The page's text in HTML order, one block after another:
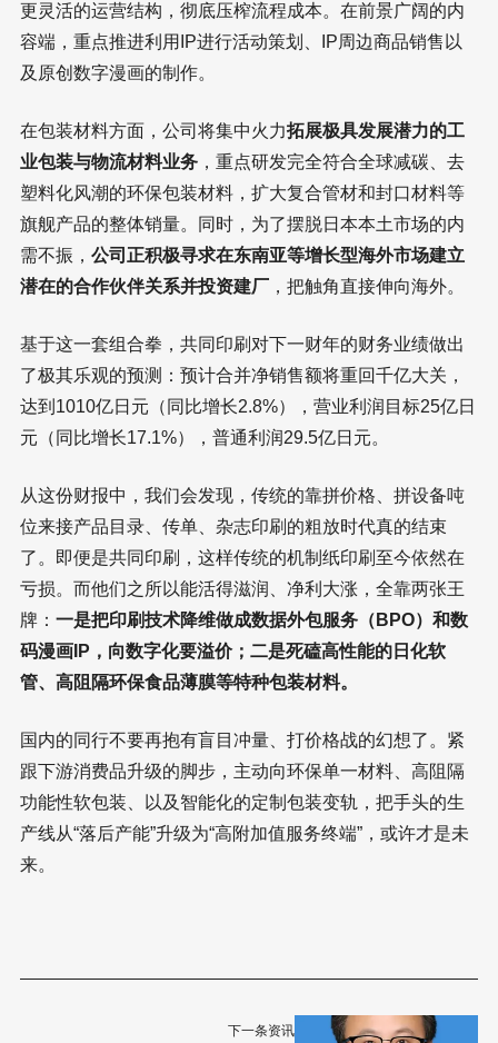
更灵活的运营结构，彻底压榨流程成本。在前景广阔的内
容端，重点推进利用IP进行活动策划、IP周边商品销售以
及原创数字漫画的制作。
在包装材料方面，公司将集中火力拓展极具发展潜力的工
业包装与物流材料业务 ，重点研发完全符合全球减碳、去
塑料化风潮的环保包装材料，扩大复合管材和封口材料等
旗舰产品的整体销量。同时，为了摆脱日本本土市场的内
需不振， 公司正积极寻求在东南亚等增长型海外市场建立
潜在的合作伙伴关系并投资建厂 ，把触角直接伸向海外。
基于这一套组合拳，共同印刷对下一财年的财务业绩做出
了极其乐观的预测：预计合并净销售额将重回千亿大关，
达到1010亿日元（同比增长2.8%），营业利润目标25亿日
元（同比增长17.1%），普通利润29.5亿日元。
从这份财报中，我们会发现，传统的靠拼价格、拼设备吨
位来接产品目录、传单、杂志印刷的粗放时代真的结束
了。即便是共同印刷，这样传统的机制纸印刷至今依然在
亏损。而他们之所以能活得滋润、净利大涨，全靠两张王
牌： 一是把印刷技术降维做成数据外包服务（BPO）和数
码漫画IP，向数字化要溢价；二是死磕高性能的日化软
管、高阻隔环保食品薄膜等特种包装材料。
国内的同行不要再抱有盲目冲量、打价格战的幻想了。紧
跟下游消费品升级的脚步，主动向环保单一材料、高阻隔
功能性软包装、以及智能化的定制包装变轨，把手头的生
产线从“落后产能”升级为“高附加值服务终端”，或许才是未
来。
下一条资讯